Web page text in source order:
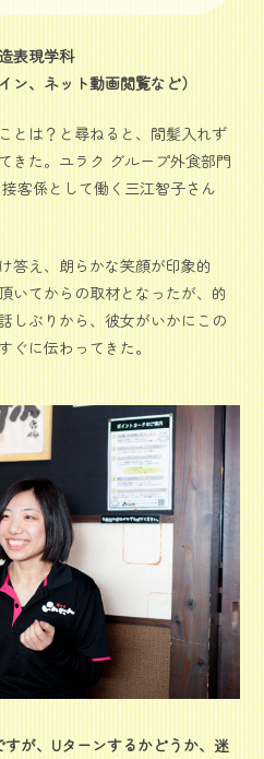
表現学科
、ネット動画閲覧など）
とは？と尋ねると、間髪入れず
きた。ユラク グループ外食部門
客係として働く三江智子さん
答え、朗らかな笑顔が印象的
いてからの取材となったが、的
しぶりから、彼女がいかにこの
ぐに伝わってきた。
が、Uターンするかどうか、迷